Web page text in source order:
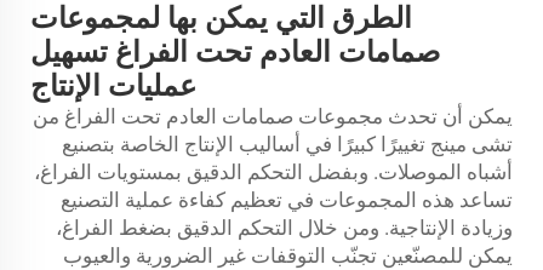
الطرق التي يمكن بها لمجموعات
صمامات العادم تحت الفراغ تسهيل
عمليات الإنتاج
يمكن أن تحدث مجموعات صمامات العادم تحت الفراغ من
تشى مينج تغييرًا كبيرًا في أساليب الإنتاج الخاصة بتصنيع
أشباه الموصلات. وبفضل التحكم الدقيق بمستويات الفراغ،
تساعد هذه المجموعات في تعظيم كفاءة عملية التصنيع
وزيادة الإنتاجية. ومن خلال التحكم الدقيق بضغط الفراغ،
يمكن للمصنّعين تجنّب التوقفات غير الضرورية والعيوب